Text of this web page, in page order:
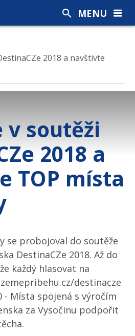
2018 a navštivte
v soutěži
2018 a
TOP místa
se probojoval do soutěže
DestinaCZe 2018. Až do
každý hlasovat na
destinacze
- Místa spojená s výročím
za Vysočinu podpořit
MENU